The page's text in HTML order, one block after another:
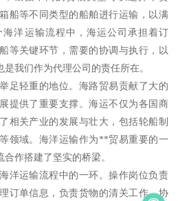
船等不同类型的船舶进行运输，以满
洋运输流程中，海运公司承担着订
等关键环节，需要的协调与执行，以
我们作为代理公司的责任所在。
足轻重的地位。海路贸易贡献了大的
提供了重要支撑。海运不仅为各国商
相关产业的发展与壮大，包括轮船制
领域。海洋运输作为**贸易重要的一
作搭建了坚实的桥梁。
洋运输流程中的一环。操作岗位负责
订单信息，负责货物的清关工作，协